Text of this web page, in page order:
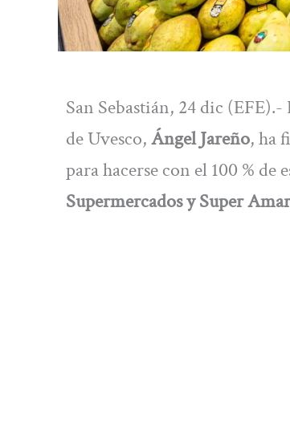
San Sebastián, 24 dic (EFE).-
de Uvesco,Ángel Jareño, ha
para hacerse con el 100 %
Supermercados y Super